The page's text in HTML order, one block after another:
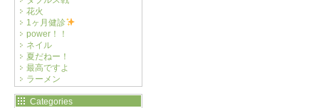
花火
1ヶ月健診
power！！
ネイル
夏だねー！
最高ですよ
ラーメン
Categories